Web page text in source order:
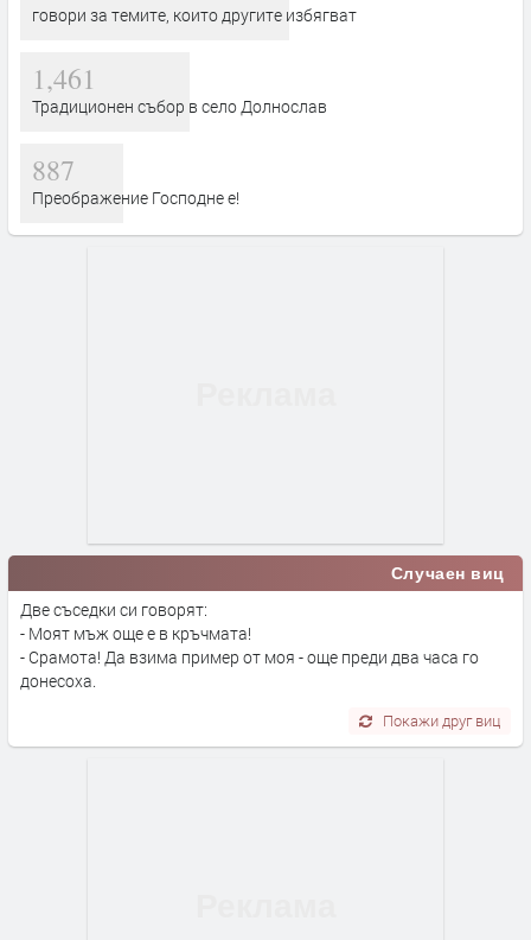
говори за темите, които другите избягват
1,461
Традиционен събор в село Долнослав
887
Преображение Господне е!
Случаен виц
Две съседки си говорят:
- Моят мъж още е в кръчмата!
- Срамота! Да взима пример от моя - още преди два часа го
донесоха.
Покажи друг виц